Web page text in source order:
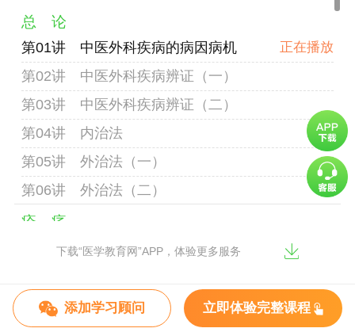
总 论
第01讲 中医外科疾病的病因病机
第02讲 中医外科疾病辨证（一）
第03讲 中医外科疾病辨证（二）
第04讲 内治法
第05讲 外治法（一）
第06讲 外治法（二）
疮 疡
第01讲 疖
第03讲 发、有头疽
下载“医学教育网”APP，体验更多服务
添加学习顾问 立即体验完整课程